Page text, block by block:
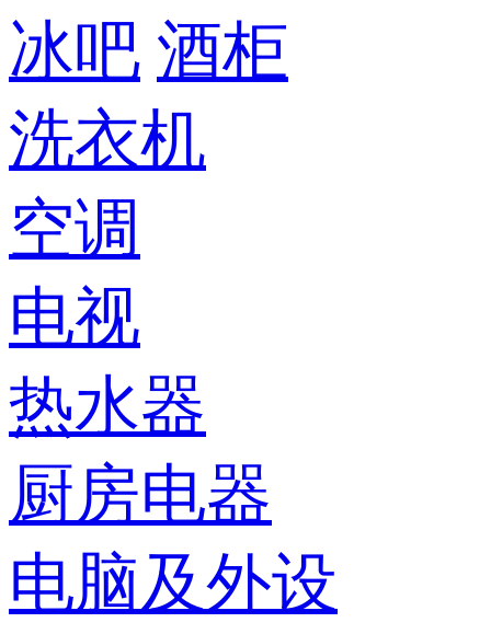
冰吧 酒柜
洗衣机
空调
电视
热水器
厨房电器
电脑及外设